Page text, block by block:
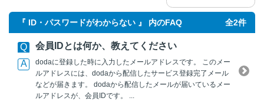
『 ID・パスワードがわからない 』 内のFAQ 全2件
会員IDとは何か、教えてください
dodaに登録した時に入力したメールアドレスです。 このメー
ルアドレスには、dodaから配信したサービス登録完了メール
などが届きます。 dodaから配信したメールが届いているメー
ルアドレスが、会員IDです。 ...